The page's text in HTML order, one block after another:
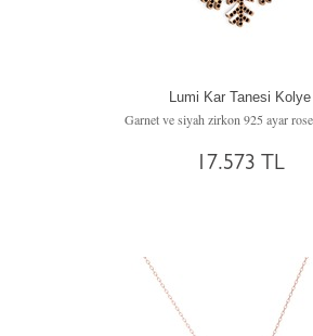
Lumi Kar Tanesi Kolye
17.573 TL